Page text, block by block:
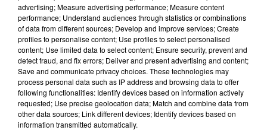
LE MAGASIN JOUÉCLUB DE REIMS FERME
SES PORTES
C'était l'une des institutions du centre-ville
rémois. Le magasin JouéClub est contraint de
fermer ses portes.
TITRES DIFFUSÉS
advertising; Measure advertising performance; Measure content
performance; Understand audiences through statistics or combinations
of data from different sources; Develop and improve services; Create
profiles to personalise content; Use profiles to select personalised
content; Use limited data to select content; Ensure security, prevent and
detect fraud, and fix errors; Deliver and present advertising and content;
Save and communicate privacy choices. These technologies may
process personal data such as IP address and browsing data to offer
following functionalities: Identify devices based on information actively
requested; Use precise geolocation data; Match and combine data from
other data sources; Link different devices; Identify devices based on
information transmitted automatically.